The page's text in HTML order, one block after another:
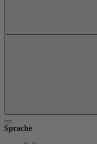
Sprache